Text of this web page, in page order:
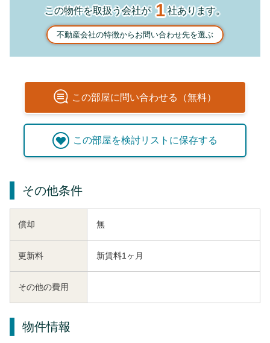
この物件を取扱う会社が1社あります。
不動産会社の特徴からお問い合わせ先を選ぶ
この部屋に問い合わせる（無料）
この部屋を検討リストに保存する
その他条件
償却 無
更新料 新賃料1ヶ月
その他の費用
物件情報